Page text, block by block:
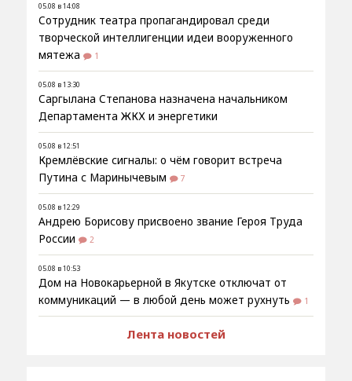
05.08 в 14:08
Сотрудник театра пропагандировал среди
творческой интеллигенции идеи вооруженного
мятежа
1
05.08 в 13:30
Саргылана Степанова назначена начальником
Департамента ЖКХ и энергетики
05.08 в 12:51
Кремлёвские сигналы: о чём говорит встреча
Путина с Маринычевым
7
05.08 в 12:29
Андрею Борисову присвоено звание Героя Труда
России
2
05.08 в 10:53
Дом на Новокарьерной в Якутске отключат от
коммуникаций — в любой день может рухнуть
1
Лента новостей